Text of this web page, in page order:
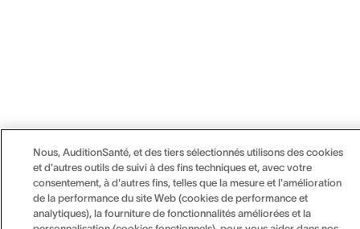
Nous, AuditionSanté, et des tiers sélectionnés utilisons des cookies
et d'autres outils de suivi à des fins techniques et, avec votre
consentement, à d'autres fins, telles que la mesure et l'amélioration
de la performance du site Web (cookies de performance et
analytiques), la fourniture de fonctionnalités améliorées et la